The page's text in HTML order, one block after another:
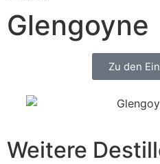
Glengoyne
Zu den
Weitere